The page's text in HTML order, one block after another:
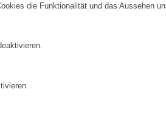
die Funktionalität und das Aussehen